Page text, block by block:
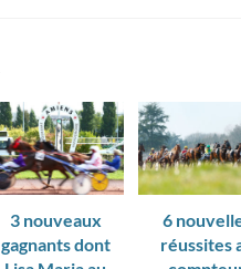
3 nouveaux
gagnants dont
6
réussites